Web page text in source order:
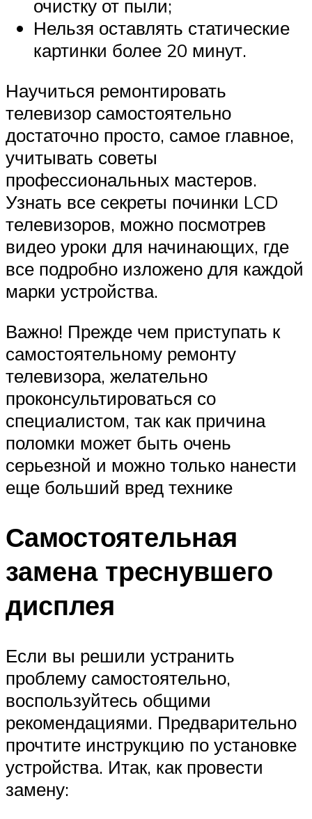
очистку от пыли;
Нельзя оставлять статические
картинки более 20 минут.
Научиться ремонтировать
телевизор самостоятельно
достаточно просто, самое главное,
учитывать советы
профессиональных мастеров.
Узнать все секреты починки LCD
телевизоров, можно посмотрев
видео уроки для начинающих, где
все подробно изложено для каждой
марки устройства.
Важно! Прежде чем приступать к
самостоятельному ремонту
телевизора, желательно
проконсультироваться со
специалистом, так как причина
поломки может быть очень
серьезной и можно только нанести
еще больший вред технике
Самостоятельная
замена треснувшего
дисплея
Если вы решили устранить
проблему самостоятельно,
воспользуйтесь общими
рекомендациями. Предварительно
прочтите инструкцию по установке
устройства. Итак, как провести
замену: